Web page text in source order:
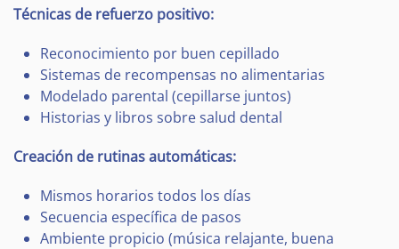
Técnicas de refuerzo positivo:
Reconocimiento por buen cepillado
Sistemas de recompensas no alimentarias
Modelado parental (cepillarse juntos)
Historias y libros sobre salud dental
Creación de rutinas automáticas:
Mismos horarios todos los días
Secuencia específica de pasos
Ambiente propicio (música relajante, buena